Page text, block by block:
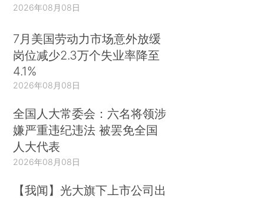
2026年08月08日
7月美国劳动力市场意外放缓
岗位减少2.3万个失业率降至
4.1%
2026年08月08日
全国人大常委会：六名将领涉
嫌严重违纪违法 被罢免全国
人大代表
2026年08月08日
【我闻】光大旗下上市公司出